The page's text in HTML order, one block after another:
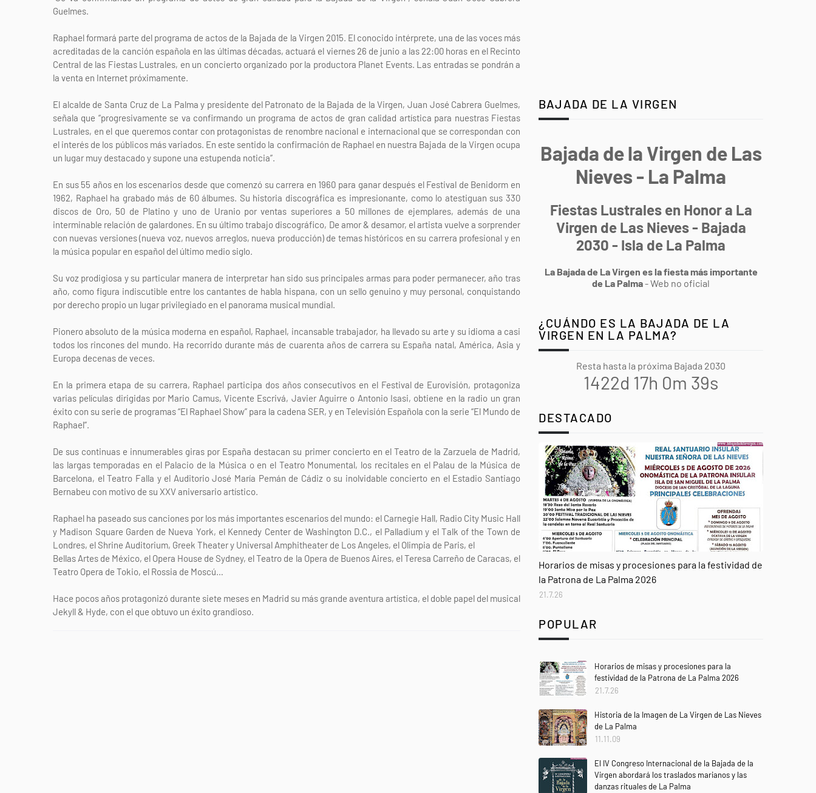
Guelmes.
Raphael formará parte del programa de actos de la Bajada de la Virgen 2015. El conocido intérprete, una de las voces más
acreditadas de la canción española en las últimas décadas, actuará el viernes 26 de junio a las 22:00 horas en el Recinto
Central de las Fiestas Lustrales, en un concierto organizado por la productora Planet Events. Las entradas se pondrán a
la venta en Internet próximamente.
El alcalde de Santa Cruz de La Palma y presidente del Patronato de la Bajada de la Virgen, Juan José Cabrera Guelmes,
señala que “progresivamente se va confirmando un programa de actos de gran calidad artística para nuestras Fiestas
Lustrales, en el que queremos contar con protagonistas de renombre nacional e internacional que se correspondan con
el interés de los públicos más variados. En este sentido la confirmación de Raphael en nuestra Bajada de la Virgen ocupa
un lugar muy destacado y supone una estupenda noticia”.
En sus 55 años en los escenarios desde que comenzó su carrera en 1960 para ganar después el Festival de Benidorm en
1962, Raphael ha grabado más de 60 álbumes. Su historia discográfica es impresionante, como lo atestiguan sus 330
discos de Oro, 50 de Platino y uno de Uranio por ventas superiores a 50 millones de ejemplares, además de una
interminable relación de galardones. En su último trabajo discográfico, De amor & desamor, el artista vuelve a sorprender
con nuevas versiones (nueva voz, nuevos arreglos, nueva producción) de temas históricos en su carrera profesional y en
la música popular en español del último medio siglo.
Su voz prodigiosa y su particular manera de interpretar han sido sus principales armas para poder permanecer, año tras
año, como figura indiscutible entre los cantantes de habla hispana, con un sello genuino y muy personal, conquistando
por derecho propio un lugar privilegiado en el panorama musical mundial.
Pionero absoluto de la música moderna en español, Raphael, incansable trabajador, ha llevado su arte y su idioma a casi
todos los rincones del mundo. Ha recorrido durante más de cuarenta años de carrera su España natal, América, Asia y
Europa decenas de veces.
En la primera etapa de su carrera, Raphael participa dos años consecutivos en el Festival de Eurovisión, protagoniza
varias películas dirigidas por Mario Camus, Vicente Escrivá, Javier Aguirre o Antonio Isasi, obtiene en la radio un gran
éxito con su serie de programas “El Raphael Show” para la cadena SER, y en Televisión Española con la serie “El Mundo de
Raphael”.
De sus continuas e innumerables giras por España destacan su primer concierto en el Teatro de la Zarzuela de Madrid,
las largas temporadas en el Palacio de la Música o en el Teatro Monumental, los recitales en el Palau de la Música de
Barcelona, el Teatro Falla y el Auditorio José María Pemán de Cádiz o su inolvidable concierto en el Estadio Santiago
Bernabeu con motivo de su XXV aniversario artístico.
Raphael ha paseado sus canciones por los más importantes escenarios del mundo: el Carnegie Hall, Radio City Music Hall
y Madison Square Garden de Nueva York, el Kennedy Center de Washington D.C., el Palladium y el Talk of the Town de
Londres, el Shrine Auditorium, Greek Theater y Universal Amphitheater de Los Angeles, el Olimpia de Paris, el
Bellas Artes de México, el Opera House de Sydney, el Teatro de la Opera de Buenos Aires, el Teresa Carreño de Caracas, el
Teatro Opera de Tokio, el Rossia de Moscú…
Hace pocos años protagonizó durante siete meses en Madrid su más grande aventura artística, el doble papel del musical
Jekyll & Hyde, con el que obtuvo un éxito grandioso.
BAJADA DE LA VIRGEN
Bajada de la Virgen de Las
Nieves - La Palma
Fiestas Lustrales en Honor a La
Virgen de Las Nieves - Bajada
2030 - Isla de La Palma
La Bajada de La Virgen es la fiesta más importante
de La Palma- Web no oficial
¿CUÁNDO ES LA BAJADA DE LA
VIRGEN EN LA PALMA?
Resta hasta la próxima Bajada 2030
1422d 17h 0m 38s
DESTACADO
Horarios de misas y procesiones para la festividad de
la Patrona de La Palma 2026
21.7.26
POPULAR
Horarios de misas y procesiones para la
festividad de la Patrona de La Palma 2026
21.7.26
Historia de la Imagen de La Virgen de Las Nieves
de La Palma
11.11.09
El IV Congreso Internacional de la Bajada de la
Virgen abordará los traslados marianos y las
danzas rituales de La Palma